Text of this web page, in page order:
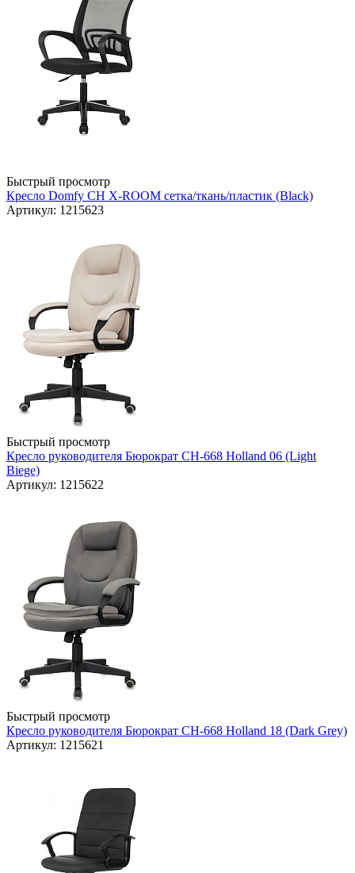
Быстрый просмотр
Кресло Domfy CH X-ROOM сетка/ткань/пластик (Black)
Артикул: 1215623
Быстрый просмотр
Кресло руководителя Бюрократ CH-668 Holland 06 (Light
Biege)
Артикул: 1215622
Быстрый просмотр
Кресло руководителя Бюрократ CH-668 Holland 18 (Dark Grey)
Артикул: 1215621